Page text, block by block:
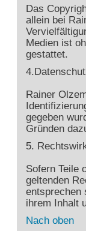
Das
allein bei
Medien ist
gestattet.
Rainer
gegeben
Gründen
5.
Sofern Teile
geltenden
entsprechen
ihrem Inhalt
Nach oben